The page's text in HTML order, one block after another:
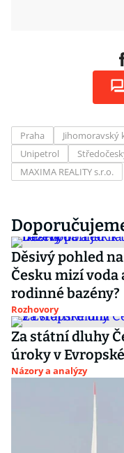
Praha Jihomoravský
Unipetrol
MAXIMA REALITY s.r.o.
Děsivý pohled
Česku mizí
rodinné bazény?
Rozhovory
Za státní dluhy
úroky v
Názory a analýzy